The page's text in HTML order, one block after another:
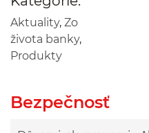
Aktuality, Zo
života banky,
Produkty
Bezpečnosť